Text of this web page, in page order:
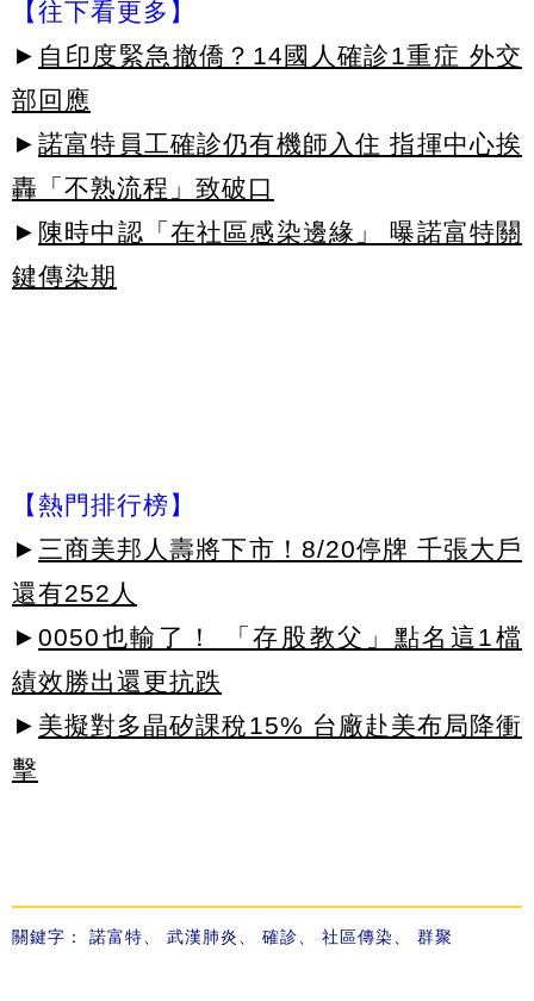
【往下看更多】
► 自印度緊急撤僑？14國人確診1重症 外交
部回應
► 諾富特員工確診仍有機師入住 指揮中心挨
轟「不熟流程」致破口
► 陳時中認「在社區感染邊緣」 曝諾富特關
鍵傳染期
【熱門排行榜】
► 三商美邦人壽將下市！8/20停牌 千張大戶
還有252人
► 0050也輸了！ 「存股教父」點名這1檔
績效勝出還更抗跌
► 美擬對多晶矽課稅15% 台廠赴美布局降衝
擊
關鍵字： 諾富特 武漢肺炎 確診 社區傳染 群聚